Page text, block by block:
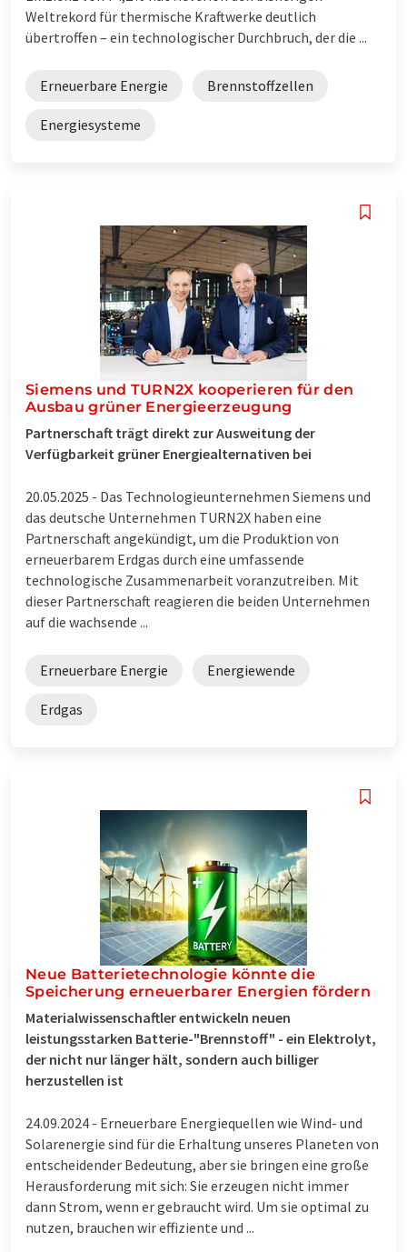
Weltrekord für thermische Kraftwerke deutlich
übertroffen – ein technologischer Durchbruch, der die ...
Erneuerbare Energie Brennstoffzellen
Energiesysteme
Siemens und TURN2X kooperieren für den
Ausbau grüner Energieerzeugung
Partnerschaft trägt direkt zur Ausweitung der
Verfügbarkeit grüner Energiealternativen bei
20.05.2025 - Das Technologieunternehmen Siemens und
das deutsche Unternehmen TURN2X haben eine
Partnerschaft angekündigt, um die Produktion von
erneuerbarem Erdgas durch eine umfassende
technologische Zusammenarbeit voranzutreiben. Mit
dieser Partnerschaft reagieren die beiden Unternehmen
auf die wachsende ...
Erneuerbare Energie Energiewende
Erdgas
Neue Batterietechnologie könnte die
Speicherung erneuerbarer Energien fördern
Materialwissenschaftler entwickeln neuen
leistungsstarken Batterie-"Brennstoff" - ein Elektrolyt,
der nicht nur länger hält, sondern auch billiger
herzustellen ist
24.09.2024 - Erneuerbare Energiequellen wie Wind- und
Solarenergie sind für die Erhaltung unseres Planeten von
entscheidender Bedeutung, aber sie bringen eine große
Herausforderung mit sich: Sie erzeugen nicht immer
dann Strom, wenn er gebraucht wird. Um sie optimal zu
nutzen, brauchen wir effiziente und ...